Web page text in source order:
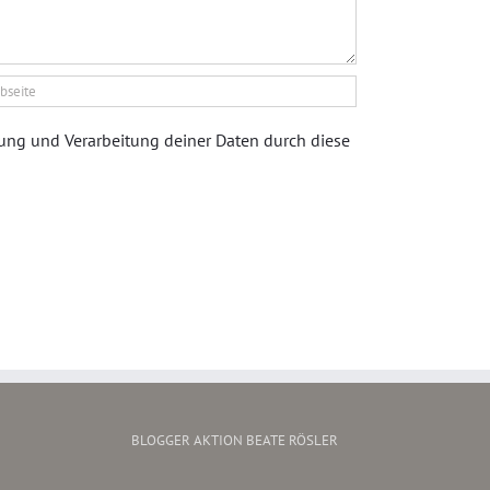
und Verarbeitung deiner Daten durch diese
BLOGGER AKTION BEATE RÖSLER